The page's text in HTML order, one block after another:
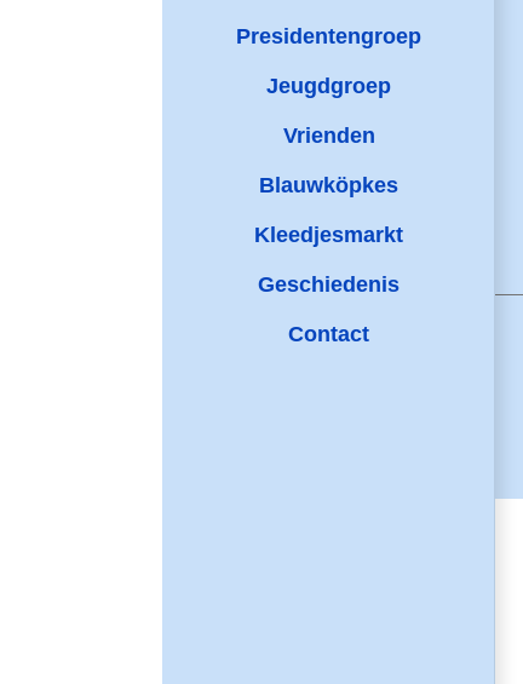
Presidentengroep
Jeugdgroep
Vrienden
Blauwköpkes
Kleedjesmarkt
Geschiedenis
Contact